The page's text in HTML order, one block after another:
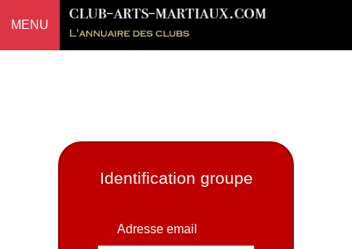
MENU
Identification groupe
Adresse email